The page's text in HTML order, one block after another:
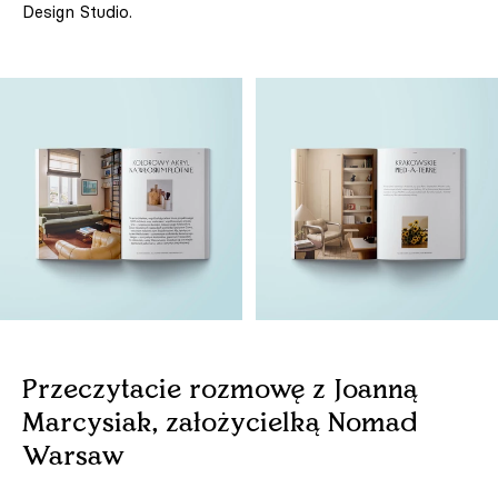
Design Studio.
Przeczytacie rozmowę z Joanną
Marcysiak, założycielką Nomad
Warsaw